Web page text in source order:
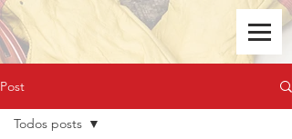
Post
Todos posts